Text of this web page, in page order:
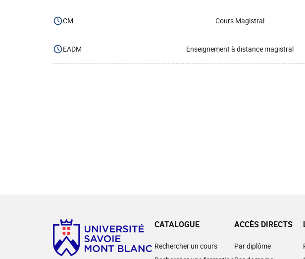
CM Cours Magistral
EADM Enseignement à distance magistral
CATALOGUE
Rechercher un cours
ACCÈS DIRECTS
Par diplôme